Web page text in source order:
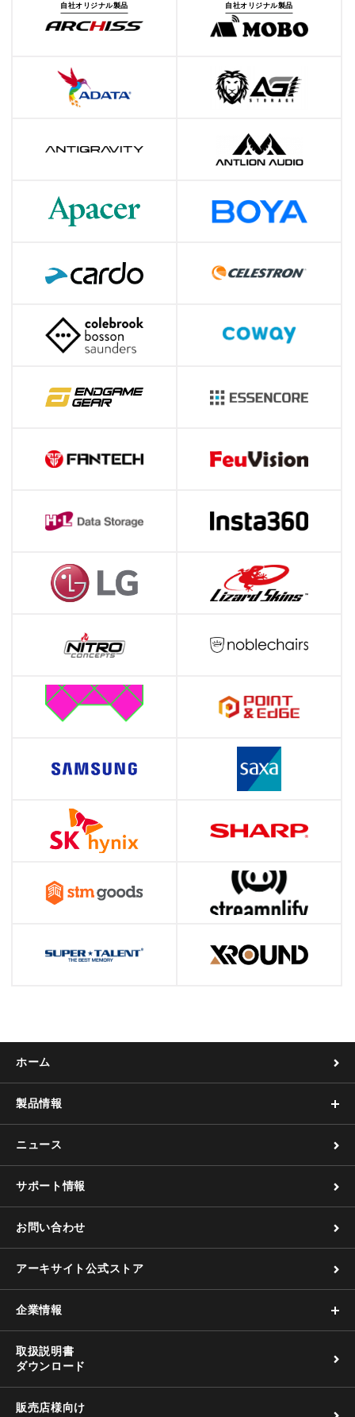
自社オリジナル製品 自社オリジナル製品
ホーム
製品情報
ニュース
サポート情報
お問い合わせ
アーキサイト公式ストア
企業情報
取扱説明書
ダウンロード
販売店様向け